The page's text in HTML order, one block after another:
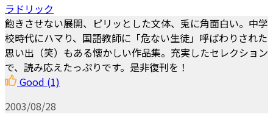
ラドリック
飽きさせない展開、ピリッとした文体、兎に角面白い。中学
校時代にハマり、国語教師に「危ない生徒」呼ばわりされた
思い出（笑）もある懐かしい作品集。充実したセレクション
で、読み応えたっぷりです。是非復刊を！
Good (1)
2003/08/28